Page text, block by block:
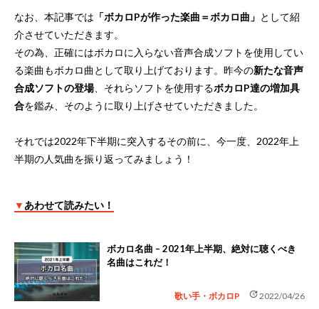
なお、本記事では 「ボカロPが作った楽曲＝ボカロ曲」 として紹
介させていただきます。
その為、正確にはボカロに入らない音声合成ソフトを使用してい
る楽曲もボカロ曲として取り上げております。昨今の新たな音声
合成ソフトの登場、それらソフトを使用するボカロP達の増加具
合を鑑み、そのように取り上げさせていただきました。
それでは2022年下半期に突入するその前に、今一度、2022年上
半期の人気曲を振り返ってみましょう！
▼ あわせて読みたい！
ボカロ名曲 – 2021年上半期、絶対に聴くべき
名曲はこれだ！
歌い手・ボカロP update2022/04/26